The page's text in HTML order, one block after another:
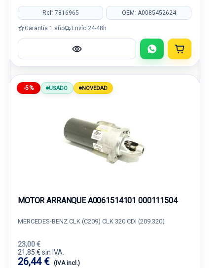
Ref: 7816965 OEM: A0085452624
Garantía 1 año Envío 24-48h
-5% USADO NOVEDAD
MOTOR ARRANQUE A0061514101 000111504
MERCEDES-BENZ CLK (C209) CLK 320 CDI (209.320)
23,00 €
21,85 € sin IVA.
26,44 € (IVA incl.)